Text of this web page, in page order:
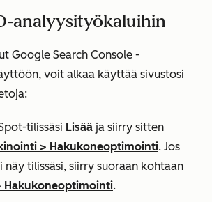
analyysityökaluihin
Google Search Console -
voit alkaa käyttää sivustosi
tilissäsi Lisää ja siirry sitten
> Hakukoneoptimointi. Jos
näy tilissäsi, siirry suoraan kohtaan
Hakukoneoptimointi.